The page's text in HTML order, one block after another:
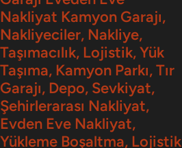
Nakliyat Kamyon Garajı,
Nakliyeciler, Nakliye,
Taşımacılık, Lojistik, Yük
Taşıma, Kamyon Parkı, Tır
Garajı, Depo, Sevkiyat,
Şehirlerarası Nakliyat,
Evden Eve Nakliyat,
Yükleme Boşaltma, Lojistik